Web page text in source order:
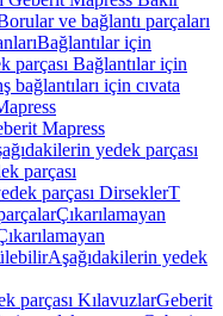
ve bağlantı parçaları
Bağlantılar için
parçası Bağlantılar için
bağlantıları için cıvata
Mapress
yedek parçası
parçası
parçası DirseklerT
Çıkarılamayan
Aşağıdakilerin yedek
parçası KılavuzlarGeberit